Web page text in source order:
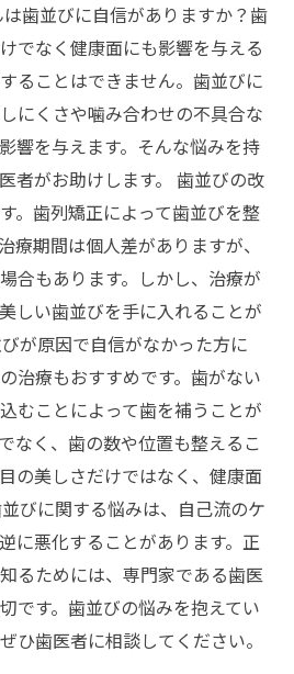
歯並びに自信がありますか？歯
でなく健康面にも影響を与える
ることはできません。歯並びに
にくさや噛み合わせの不具合な
響を与えます。そんな悩みを持
者がお助けします。 歯並びの改
。歯列矯正によって歯並びを整
療期間は個人差がありますが、
合もあります。しかし、治療が
しい歯並びを手に入れることが
が原因で自信がなかった方に
治療もおすすめです。歯がない
むことによって歯を補うことが
なく、歯の数や位置も整えるこ
の美しさだけではなく、健康面
びに関する悩みは、自己流のケ
に悪化することがあります。正
るためには、専門家である歯医
です。歯並びの悩みを抱えてい
ひ歯医者に相談してください。